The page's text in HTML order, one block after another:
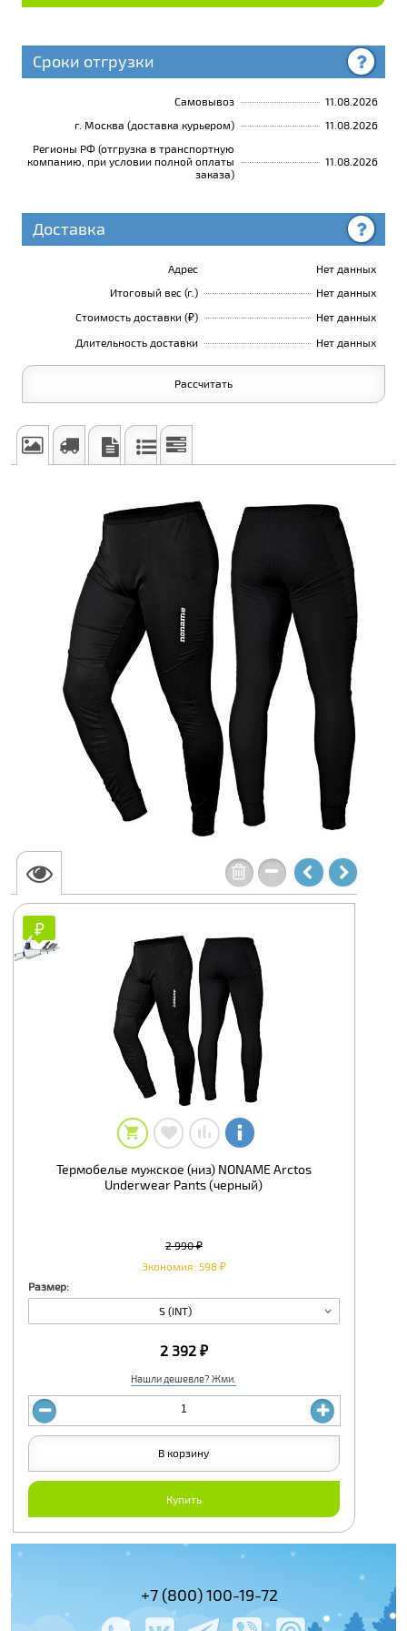
Сроки отгрузки
Самовывоз
11.08.2026
г. Москва (доставка курьером)
11.08.2026
Регионы РФ (отгрузка в транспортную
компанию, при условии полной оплаты
заказа)
11.08.2026
Доставка
Адрес
Нет данных
Итоговый вес (г.)
Нет данных
Стоимость доставки (₽)
Нет данных
Длительность доставки
Нет данных
Рассчитать
₽
₽
Термобелье мужское (низ) NONAME Arctos
Underwear Pants (черный)
Размер:
S (INT)
2 990 ₽
Экономия: 598 ₽
Нашли дешевле? Жми.
2 392 ₽
Купить
В корзину
+7 (495)
+7 (800) 100-19-72
978-61-54